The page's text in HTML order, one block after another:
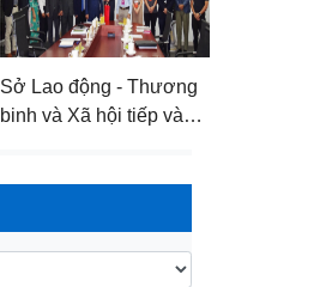
Sở Lao động - Thương
binh và Xã hội tiếp và